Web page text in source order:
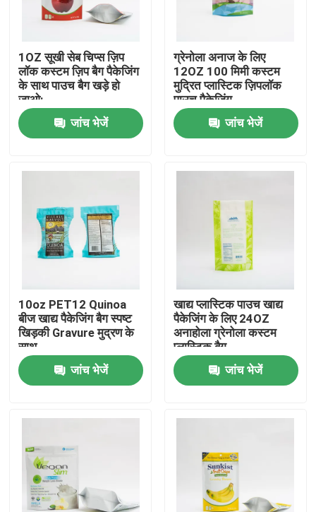
होम
फैक्टरी यात्रा
हमसे संपर्क करें
समाचार
सभी मामलों
खाद्य पैकेजिंग बैग
कॉफी पैकेजिंग बैग
1OZ सूखी सेब चिप्स ज़िप
लॉक कस्टम ज़िप बैग पैकेजिंग
के साथ पाउच बैग खड़े हो
जाओ:
जांच भेजें
ग्रेनोला अनाज के लिए
12OZ 100 मिमी कस्टम
मुद्रित प्लास्टिक ज़िपलॉक
पाउच पैकेजिंग
जांच भेजें
10oz PET12 Quinoa
बीज खाद्य पैकेजिंग बैग स्पष्ट
खिड़की Gravure मुद्रण के
साथ
जांच भेजें
खाद्य प्लास्टिक पाउच खाद्य
पैकेजिंग के लिए 24OZ
अनाहोला ग्रेनोला कस्टम
प्लास्टिक बैग
जांच भेजें